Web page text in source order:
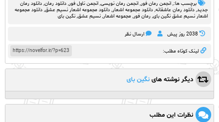
برچسب ها:, انجمن رمان فور, انجمن رمان نویسی, انجمن ناول فور, دانلود رمان, دانلود رمان
جدید, دانلود رمان عاشقانه, دانلود مجموعه اشعار, دانلود مجموعه اشعار نسیم عشق, دانلود مجموعه
اشعار نسیم عشق نگین بای, رمان فور, مجموعه اشعار, نسیم عشق, نگین بای
2038 روز پيش ارسال نظر
https://novelfor.ir/?p=623 لینک کوتاه مطلب:
دیگر نوشته های نگین بای
نظرات این مطلب